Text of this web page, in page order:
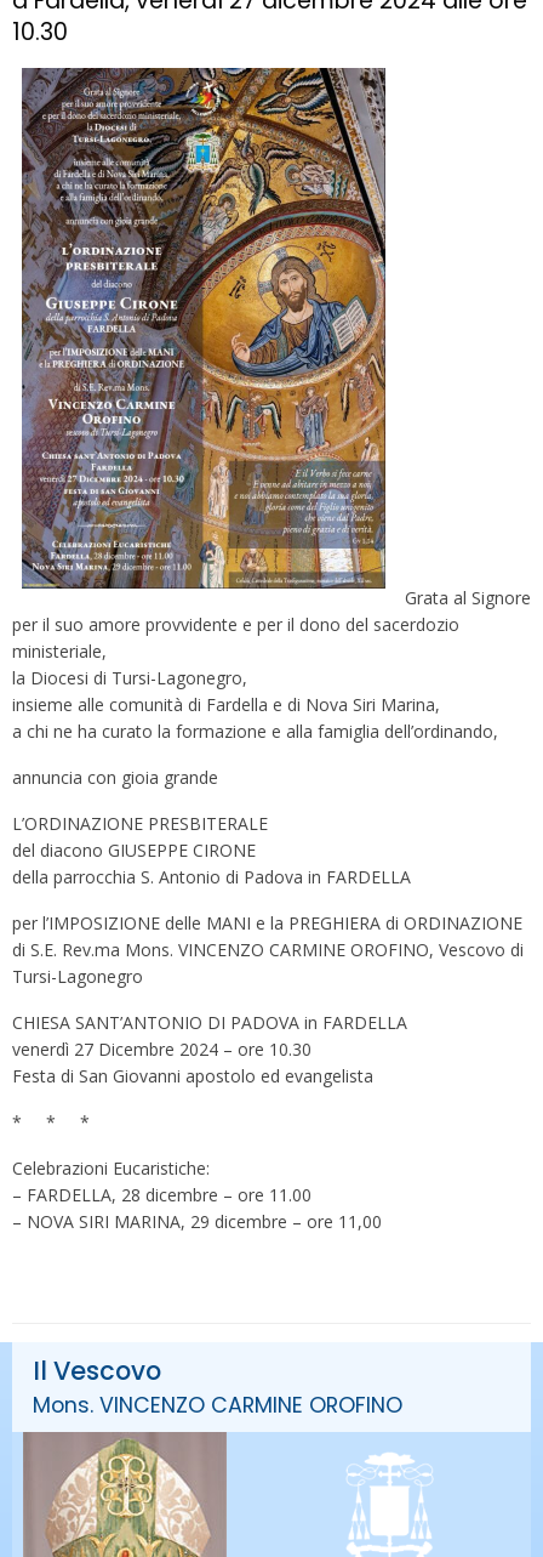
10.30
Grata al Signore
per il suo amore provvidente e per il dono del sacerdozio
ministeriale,
la Diocesi di Tursi-Lagonegro,
insieme alle comunità di Fardella e di Nova Siri Marina,
a chi ne ha curato la formazione e alla famiglia dell’ordinando,
annuncia con gioia grande
L’ORDINAZIONE PRESBITERALE
del diacono GIUSEPPE CIRONE
della parrocchia S. Antonio di Padova in FARDELLA
per l’IMPOSIZIONE delle MANI e la PREGHIERA di ORDINAZIONE
di S.E. Rev.ma Mons. VINCENZO CARMINE OROFINO, Vescovo di
Tursi-Lagonegro
CHIESA SANT’ANTONIO DI PADOVA in FARDELLA
venerdì 27 Dicembre 2024 – ore 10.30
Festa di San Giovanni apostolo ed evangelista
* * *
Celebrazioni Eucaristiche:
– FARDELLA, 28 dicembre – ore 11.00
– NOVA SIRI MARINA, 29 dicembre – ore 11,00
Il Vescovo
Mons. VINCENZO CARMINE OROFINO